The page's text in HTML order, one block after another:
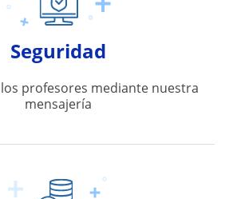
Seguridad
profesores mediante nuestra
mensajería